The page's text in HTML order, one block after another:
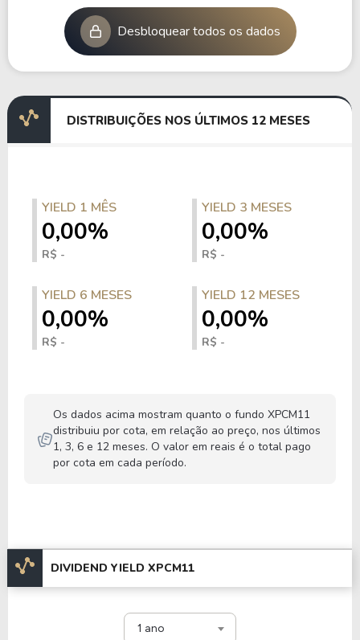
Desbloquear todos os dados
DISTRIBUIÇÕES NOS ÚLTIMOS 12 MESES
YIELD 1 MÊS
0,00%
R$ -
YIELD 3 MESES
0,00%
R$ -
YIELD 6 MESES
0,00%
R$ -
YIELD 12 MESES
0,00%
R$ -
Os dados acima mostram quanto o fundo XPCM11
distribuiu por cota, em relação ao preço, nos últimos
1, 3, 6 e 12 meses. O valor em reais é o total pago
por cota em cada período.
DIVIDEND YIELD XPCM11
1 ano